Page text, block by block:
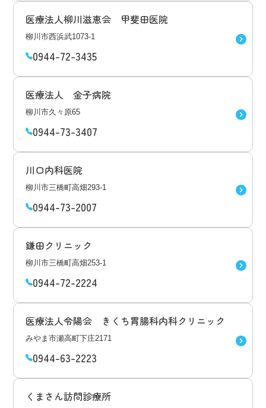
医療法人柳川滋恵会 甲斐田医院
柳川市西浜武1073-1
0944-72-3435
医療法人 金子病院
柳川市久々原65
0944-73-3407
川口内科医院
柳川市三橋町高畑293-1
0944-73-2007
鎌田クリニック
柳川市三橋町高畑253-1
0944-72-2224
医療法人令陽会 きくち胃腸科内科クリニック
みやま市瀬高町下庄2171
0944-63-2223
くまさん訪問診療所